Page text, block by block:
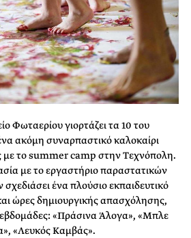
Φωταερίου γιορτάζει τα 10 του
ακόμη συναρπαστικό καλοκαίρι
με το summer camp στην Τεχνόπολη.
με το εργαστήριο παραστατικών
ένα πλούσιο εκπαιδευτικό
ώρες δημιουργικής απασχόλησης,
εβδομάδες: «Πράσινα Άλογα», «Μπλε
«Λευκός Καμβάς».